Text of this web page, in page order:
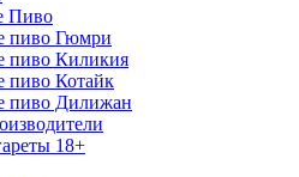
Пиво
пиво Гюмри
пиво Киликия
пиво Котайк
пиво Дилижан
18+